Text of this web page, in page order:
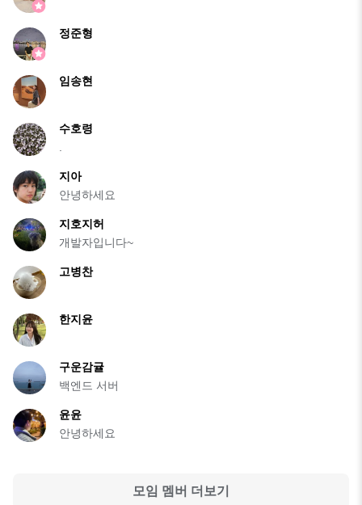
정준형
임송현
수호령
지아
안녕하세요
지호지허
개발자입니다~
고병찬
한지윤
구운감귤
백엔드 서버
윤윤
안녕하세요
모임 멤버 더보기